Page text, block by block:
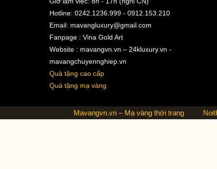
Hotline: 0242.1236.999 - 0912.153.210
Email: mavangluxury@gmail.com
Fanpage : Vina Gold Art
Website : mavangvn.vn – 24kluxury.vn -
mavangchuyennghiep.vn
Quà tặng cao cấp
Quà tặng mạ vàng
Mavangvn.vn – Mạ vàng thời trang